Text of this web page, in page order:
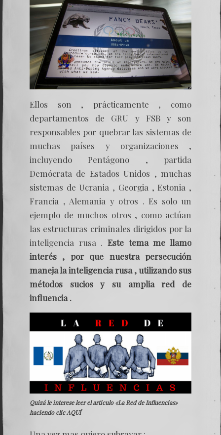
Ellos son , prácticamente , como
departamentos de GRU y FSB y son
responsables por quebrar las sistemas de
muchas países y organizaciones ,
incluyendo Pentágono , partida
Demócrata de Estados Unidos , muchas
sistemas de Ucrania , Georgia , Estonia ,
Francia , Alemania y otros . Es solo un
ejemplo de muchos otros , como actúan
las estructuras criminales dirigidos por la
inteligencia rusa . Este tema me llamo
interés , por que nuestra persecución
maneja la inteligencia rusa , utilizando sus
métodos sucios y su amplia red de
influencia .
Quizá le interese leer el articulo «La Red de Influencias»
haciendo clicAQUÍ